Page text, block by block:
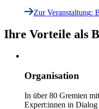
Zur Veranstaltung:
Ihre Vorteile als
Organisation
In über 80 Gremien
Expert:innen in Dialog